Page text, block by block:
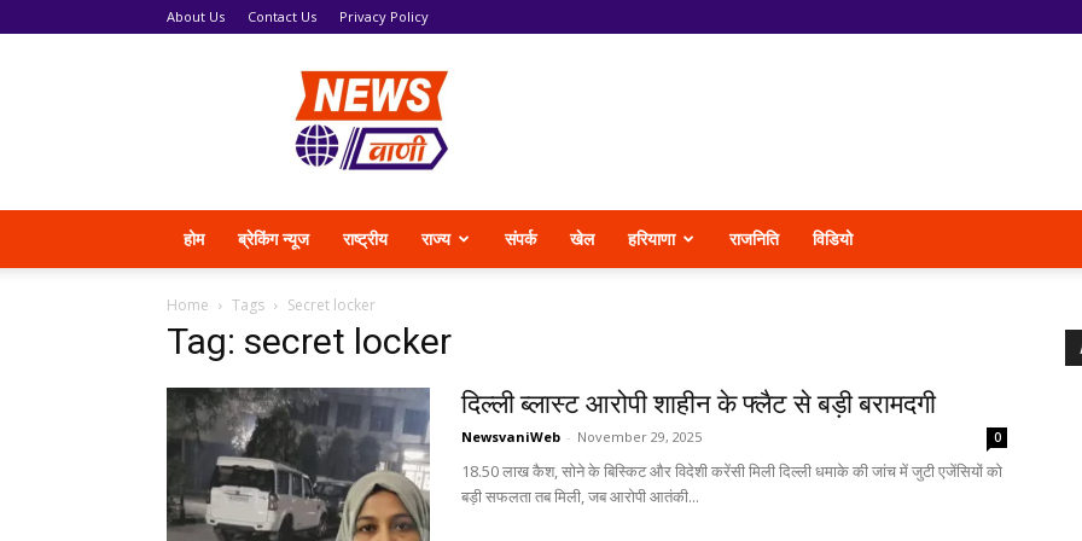
About Us Contact Us Privacy Policy
News
Vani
होम ब्रेकिंग न्यूज राष्ट्रीय राज्य संपर्क खेल हरियाणा राजनिति विडियो
Home Tags Secret locker
Tag: secret locker
दिल्ली ब्लास्ट आरोपी शाहीन के फ्लैट से बड़ी बरामदगी
NewsvaniWeb - November 29, 2025 0
18.50 लाख कैश, सोने के बिस्किट और विदेशी करेंसी मिली दिल्ली धमाके की जांच में जुटी एजेंसियों को
बड़ी सफलता तब मिली, जब आरोपी आतंकी...